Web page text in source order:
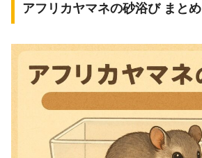
アフリカヤマネの砂浴び まとめ